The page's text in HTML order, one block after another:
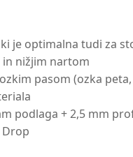
je optimalna tudi za
in nižjim nartom
pasom (ozka
podlaga + 2,5 mm